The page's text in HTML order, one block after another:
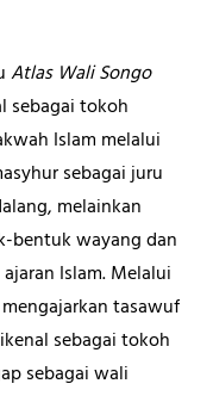
Atlas Wali Songo
sebagai tokoh
Islam melalui
sebagai juru
melainkan
bentuk wayang dan
Islam. Melalui
tasawuf
sebagai tokoh
sebagai wali